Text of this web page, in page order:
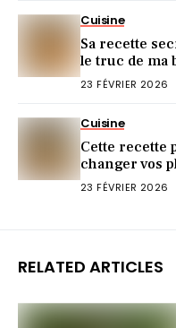
Cuisine
Sa recette
le truc de ma
monde
23 FÉVRIER 2026
Cuisine
Cette recette
changer vos
23 FÉVRIER 2026
RELATED ARTICLES